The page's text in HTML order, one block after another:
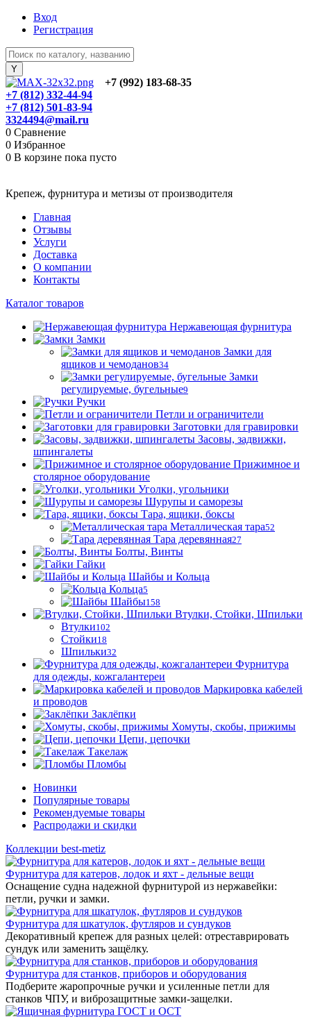
Вход
Регистрация
+7 (992) 183-68-35
+7 (812) 332-44-94
+7 (812) 501-83-94
3324494@mail.ru
0 Сравнение
0 Избранное
0 В корзине пока пусто
Крепеж, фурнитура и метизы от производителя
Главная
Отзывы
Услуги
Доставка
О компании
Контакты
Каталог товаров
Нержавеющая фурнитура
Замки
Замки для
ящиков и чемоданов34
Замки
регулируемые, бугельные9
Ручки
Петли и ограничители
Заготовки для гравировки
Засовы, задвижки,
шпингалеты
Прижимное и
столярное оборудование
Уголки, угольники
Шурупы и саморезы
Тара, ящики, боксы
Металлическая тара52
Тара деревянная27
Болты, Винты
Гайки
Шайбы и Кольца
Кольца5
Шайбы158
Втулки, Стойки, Шпильки
Втулки102
Стойки18
Шпильки32
Фурнитура
для одежды, кожгалантереи
Маркировка кабелей
и проводов
Заклёпки
Хомуты, скобы, прижимы
Цепи, цепочки
Такелаж
Пломбы
Новинки
Популярные товары
Рекомендуемые товары
Распродажи и скидки
Коллекции best-metiz
Фурнитура для катеров, лодок и яхт - дельные вещи
Оснащение судна надежной фурнитурой из нержавейки:
петли, ручки и замки.
Фурнитура для шкатулок, футляров и сундуков
Декоративный крепеж для разных целей: отреставрировать
сундук или заменить защёлку.
Фурнитура для станков, приборов и оборудования
Подберите жаропрочные ручки и усиленные петли для
станков ЧПУ, и виброзащитные замки-защелки.